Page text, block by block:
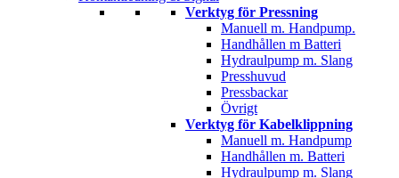
Verktyg för Pressning
Manuell m. Handpump.
Handhållen m Batteri
Hydraulpump m. Slang
Presshuvud
Pressbackar
Övrigt
Verktyg för Kabelklippning
Manuell m. Handpump
Handhållen m. Batteri
Hydraulpump m. Slang